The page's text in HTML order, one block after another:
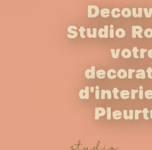
Studio